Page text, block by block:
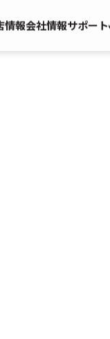
情報会社情報サポート